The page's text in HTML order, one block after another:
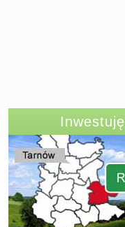
Inwestuję